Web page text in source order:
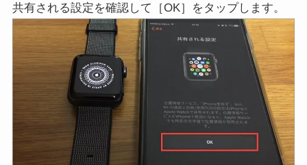
共有される設定を確認して［OK］をタップします。